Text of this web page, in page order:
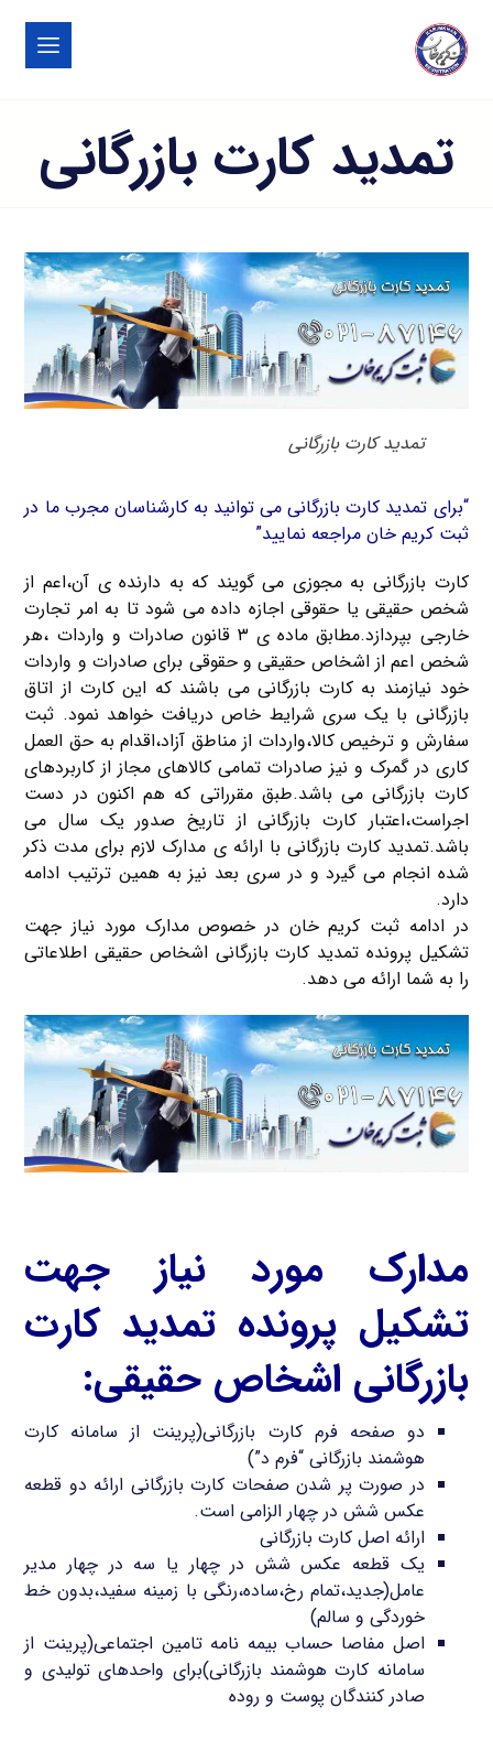
تمدید کارت بازرگانی
تمدید کارت بازرگانی
“برای تمدید کارت بازرگانی می توانید به کارشناسان مجرب ما در
ثبت کریم خان مراجعه نمایید”
کارت بازرگانی به مجوزی می گویند که به دارنده ی آن،اعم از
شخص حقیقی یا حقوقی اجازه داده می شود تا به امر تجارت
خارجی بپردازد.مطابق ماده ی ۳ قانون صادرات و واردات ،هر
شخص اعم از اشخاص حقیقی و حقوقی برای صادرات و واردات
خود نیازمند به کارت بازرگانی می باشند که این کارت از اتاق
بازرگانی با یک سری شرایط خاص دریافت خواهد نمود. ثبت
سفارش و ترخیص کالا،واردات از مناطق آزاد،اقدام به حق العمل
کاری در گمرک و نیز صادرات تمامی کالاهای مجاز از کاربردهای
کارت بازرگانی می باشد.طبق مقرراتی که هم اکنون در دست
اجراست،اعتبار کارت بازرگانی از تاریخ صدور یک سال می
باشد.تمدید کارت بازرگانی با ارائه ی مدارک لازم برای مدت ذکر
شده انجام می گیرد و در سری بعد نیز به همین ترتیب ادامه
دارد.
در ادامه ثبت کریم خان در خصوص مدارک مورد نیاز جهت
تشکیل پرونده تمدید کارت بازرگانی اشخاص حقیقی اطلاعاتی
را به شما ارائه می دهد.
مدارک مورد نیاز جهت
تشکیل پرونده تمدید کارت
بازرگانی اشخاص حقیقی:
دو صفحه فرم کارت بازرگانی(پرینت از سامانه کارت
هوشمند بازرگانی “فرم د”)
در صورت پر شدن صفحات کارت بازرگانی ارائه دو قطعه
عکس شش در چهار الزامی است.
ارائه اصل کارت بازرگانی
یک قطعه عکس شش در چهار یا سه در چهار مدیر
عامل(جدید،تمام رخ،ساده،رنگی با زمینه سفید،بدون خط
خوردگی و سالم)
اصل مفاصا حساب بیمه نامه تامین اجتماعی(پرینت از
سامانه کارت هوشمند بازرگانی)برای واحدهای تولیدی و
صادر کنندگان پوست و روده